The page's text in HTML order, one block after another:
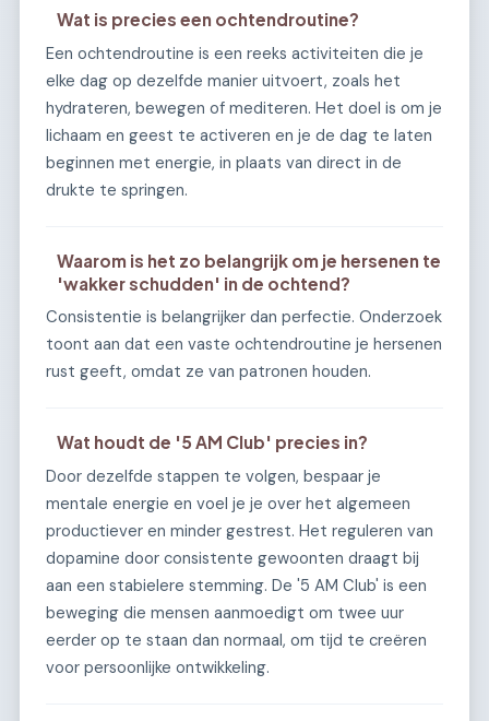
Wat is precies een ochtendroutine?
Een ochtendroutine is een reeks activiteiten die je
elke dag op dezelfde manier uitvoert, zoals het
hydrateren, bewegen of mediteren. Het doel is om je
lichaam en geest te activeren en je de dag te laten
beginnen met energie, in plaats van direct in de
drukte te springen.
Waarom is het zo belangrijk om je hersenen te
'wakker schudden' in de ochtend?
Consistentie is belangrijker dan perfectie. Onderzoek
toont aan dat een vaste ochtendroutine je hersenen
rust geeft, omdat ze van patronen houden.
Wat houdt de '5 AM Club' precies in?
Door dezelfde stappen te volgen, bespaar je
mentale energie en voel je je over het algemeen
productiever en minder gestrest. Het reguleren van
dopamine door consistente gewoonten draagt bij
aan een stabielere stemming. De '5 AM Club' is een
beweging die mensen aanmoedigt om twee uur
eerder op te staan dan normaal, om tijd te creëren
voor persoonlijke ontwikkeling.